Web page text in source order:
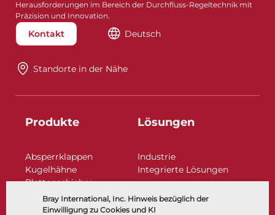
Bray International, Inc. Hinweis bezüglich der
Einwilligung zu Cookies und KI
Herausforderungen im Bereich der Durchfluss-Regeltechnik mit
Präzision und Innovation.
Kontakt Deutsch
Standorte in der Nähe​​​​​​​
Produkte
Absperrklappen
Kugelhähne
Plattenschieber
Regelarmaturen
Rückschlagklappen
Lösungen
Industrie
Integrierte Lösungen